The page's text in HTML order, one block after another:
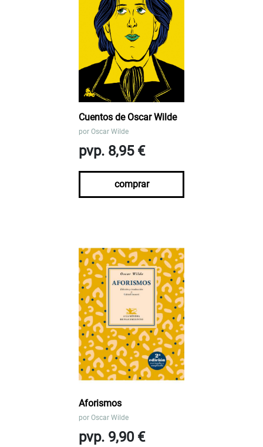
Cuentos de Oscar Wilde
por Oscar Wilde
pvp. 8,95 €
comprar
Aforismos
por Oscar Wilde
pvp. 9,90 €